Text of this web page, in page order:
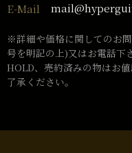
E-Mail
※詳細や価格に関してのお
号を明記の上)又はお電話下
HOLD、売約済みの物はお
了承ください。